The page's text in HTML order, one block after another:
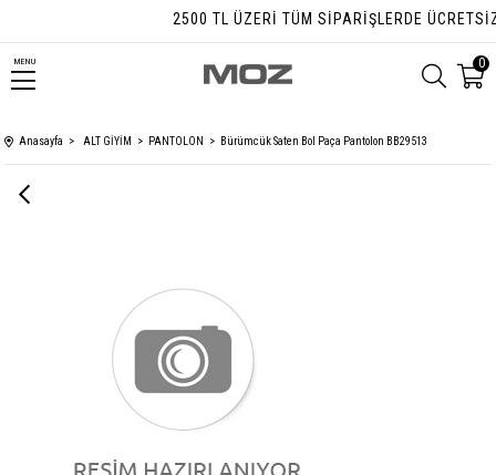
2500 TL ÜZERI TÜM SIPARIŞLERDE ÜCRETSIZ
MENU 0
Anasayfa ALT GİYİM PANTOLON Bürümcük Saten Bol Paça Pantolon BB29513